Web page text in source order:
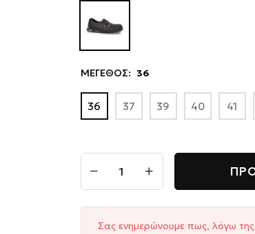
ΜΕΓΕΘΟΣ: 36
36 37 39 40 41
Σας ενημερώνουμε πως, λόγω